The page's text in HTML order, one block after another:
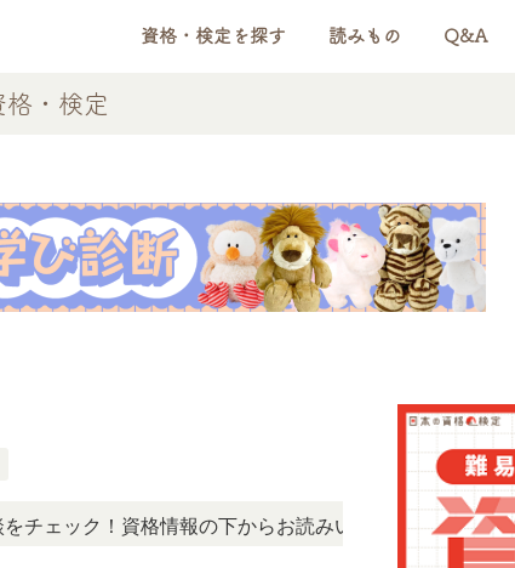
資格・検定を探す 読みもの Q&A
格・検定
ク！資格情報の下からお読みいただけます。 NEWS!